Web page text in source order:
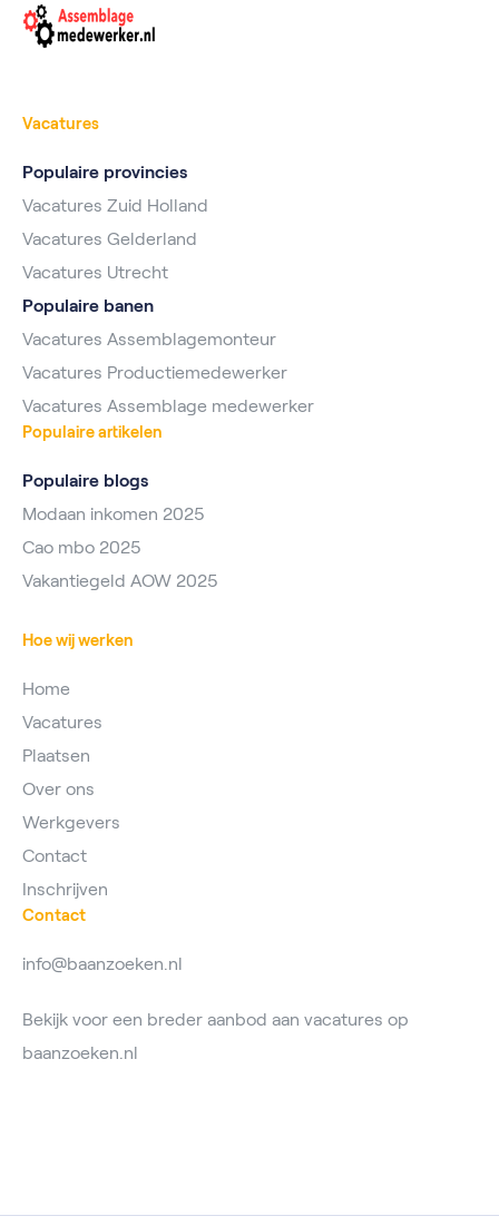
Vacatures
Populaire provincies
Vacatures Zuid Holland
Vacatures Gelderland
Vacatures Utrecht
Populaire banen
Vacatures Assemblagemonteur
Vacatures Productiemedewerker
Vacatures Assemblage medewerker
Populaire artikelen
Populaire blogs
Modaan inkomen 2025
Cao mbo 2025
Vakantiegeld AOW 2025
Hoe wij werken
Home
Vacatures
Plaatsen
Over ons
Werkgevers
Contact
Inschrijven
Contact
info@baanzoeken.nl
Bekijk voor een breder aanbod aan vacatures op
baanzoeken.nl